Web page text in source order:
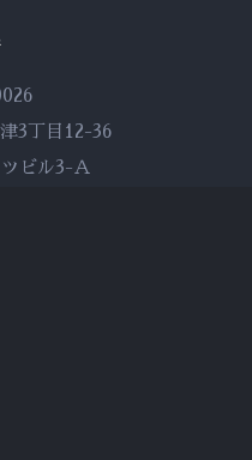
3丁目12-36
ビル3-Ａ